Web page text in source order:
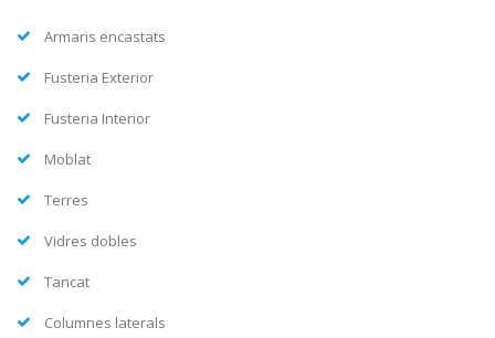
Armaris encastats
Fusteria Exterior
Fusteria Interior
Moblat
Terres
Vidres dobles
Tancat
Columnes laterals